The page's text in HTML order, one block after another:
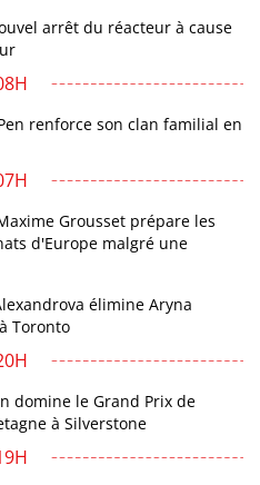
arrêt du réacteur à cause
renforce son clan familial en
Grousset prépare les
d'Europe malgré une
élimine Aryna
Toronto
domine le Grand Prix de
à Silverstone